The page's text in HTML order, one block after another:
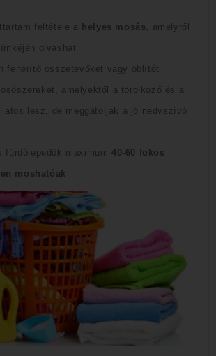
feltétele a helyes mosás , amelyről
olvashat
fehérítő összetevőket vagy öblítőt
amelyektől a törölköző és a
lesz, de meggátolják a jó nedvszívó
fürdőlepedők maximum 40-60 fokos
moshatóak